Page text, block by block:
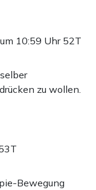
10:59 Uhr 52T
zu wollen.
Bewegung